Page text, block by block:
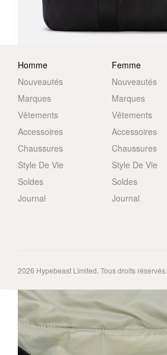
Homme
Nouveautés
Marques
Vêtements
Accessoires
Chaussures
Style De Vie
Soldes
Journal
Femme
Nouveautés
Marques
Vêtements
Accessoires
Chaussures
Style De Vie
Soldes
Journal
2026 Hypebeast Limited. Tous droits réservés.